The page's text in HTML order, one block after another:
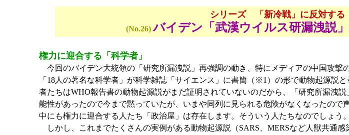
シリーズ 「新冷戦」に反対す
(No.26) バイデン「武漢ウイルス研漏洩説
権力に迎合する「科学者」
今回のバイデン大統領の「研究所漏洩説」再強調の動き、特にメディアの中国攻
「18人の著名な科学者」が科学雑誌「サイエンス」に書簡（※1）の形で動物起源説
者たちはWHO報告書の動物起源説がまだ証明されていないのだから、「研究所漏洩
能性があったので今まで黙っていたが、いまや同列に見られる危険がなくなったの
中にも権力に迎合する人たち「政治屋」は存在します。そういう人たちなのでしょう。
しかし、これまでたくさんの実例がある動物起源説（SARS、MERSなど人獣共通